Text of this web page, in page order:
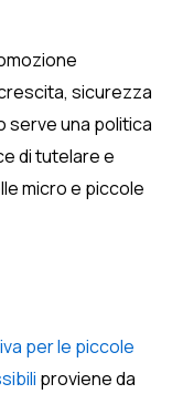
sicurezza
serve una politica
di tutelare e
micro e piccole
per le piccole
proviene da